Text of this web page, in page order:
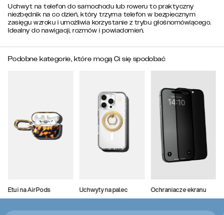
Uchwyt na telefon do samochodu lub roweru to praktyczny
niezbędnik na co dzień, który trzyma telefon w bezpiecznym
zasięgu wzroku i umożliwia korzystanie z trybu głośnomówiącego.
Idealny do nawigacji, rozmów i powiadomień.
Podobne kategorie, które mogą Ci się spodobać
Etui na AirPods Uchwyty na palec Ochraniacze ekranu